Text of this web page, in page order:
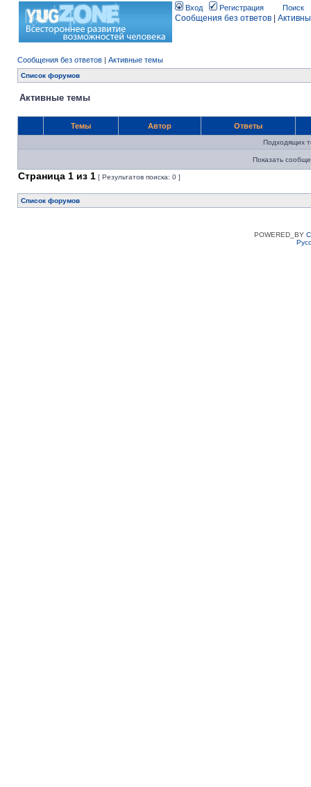
Вход Регистрация Поиск
Сообщения без ответов
Сообщения без ответов | Активные темы
Список форумов
Активные темы
Темы Автор Ответы
Подходящих
Показать
Страница 1 из 1 [ Результатов поиска: 0 ]
Список форумов
POWERED_BY